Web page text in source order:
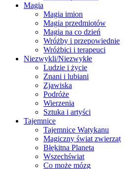
Magia
Magia imion
Magia przedmiotów
Magia na co dzień
Wróżby i przepowiednie
Wróżbici i terapeuci
Niezwykli/Niezwykłe
Ludzie i życie
Znani i lubiani
Zjawiska
Podróże
Wierzenia
Sztuka i artyści
Tajemnice
Tajemnice Watykanu
Magiczny świat zwierząt
Błękitna Planeta
Wszechświat
Co może mózg